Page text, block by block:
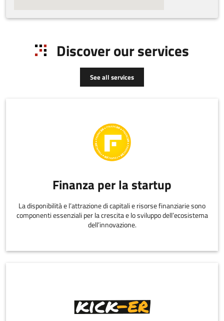
Discover our services
See all services
Finanza per la startup
La disponibilità e l’attrazione di capitali e risorse finanziarie sono
componenti essenziali per la crescita e lo sviluppo dell’ecosistema
dell’innovazione.